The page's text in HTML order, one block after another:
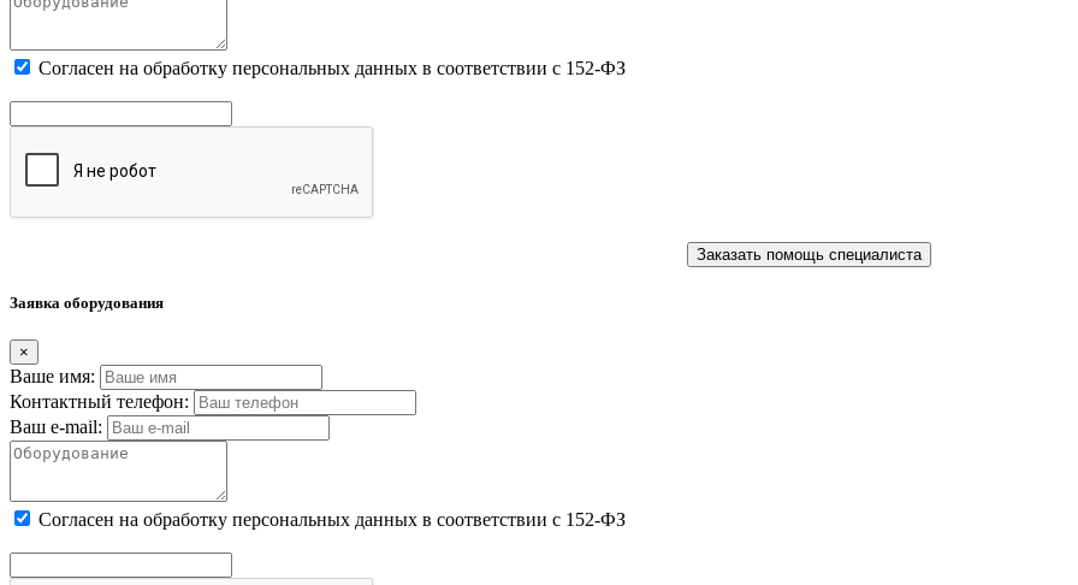
Cогласен на обработку персональных данных в соответствии с 152-ФЗ
Заказать помощь специалиста
Заявка оборудования
×
Ваше имя:
Контактный телефон:
Ваш e-mail:
Cогласен на обработку персональных данных в соответствии с 152-ФЗ